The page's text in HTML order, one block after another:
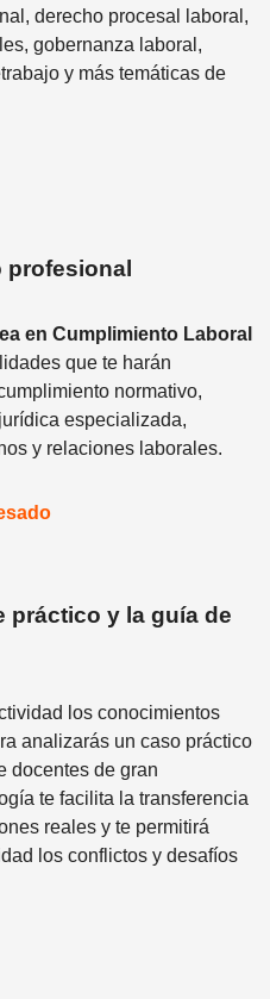
derecho procesal laboral,
gobernanza laboral,
y más temáticas de
profesional
en Cumplimiento Laboral
que te harán
normativo,
especializada,
y relaciones laborales.
práctico y la guía de
los conocimientos
analizarás un caso práctico
docentes de gran
te facilita la transferencia
reales y te permitirá
los conflictos y desafíos